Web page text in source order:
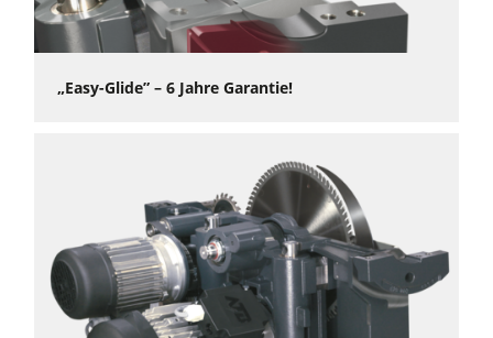
„Easy-Glide” – 6 Jahre Garantie!